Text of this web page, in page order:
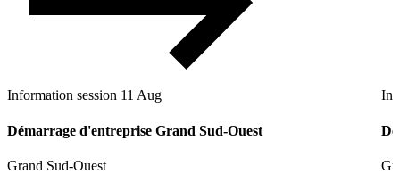
Information session 11 Aug
Démarrage d'entreprise Grand Sud-Ouest
Grand Sud-Ouest